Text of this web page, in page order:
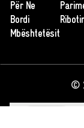
Për Ne
Bordi
Mbështetësit
©